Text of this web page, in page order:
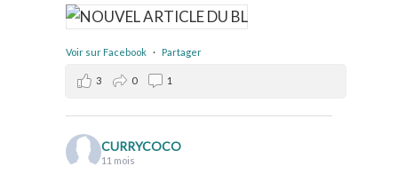
Voir sur Facebook · Partager
3 0 1
CURRYCOCO
11 mois